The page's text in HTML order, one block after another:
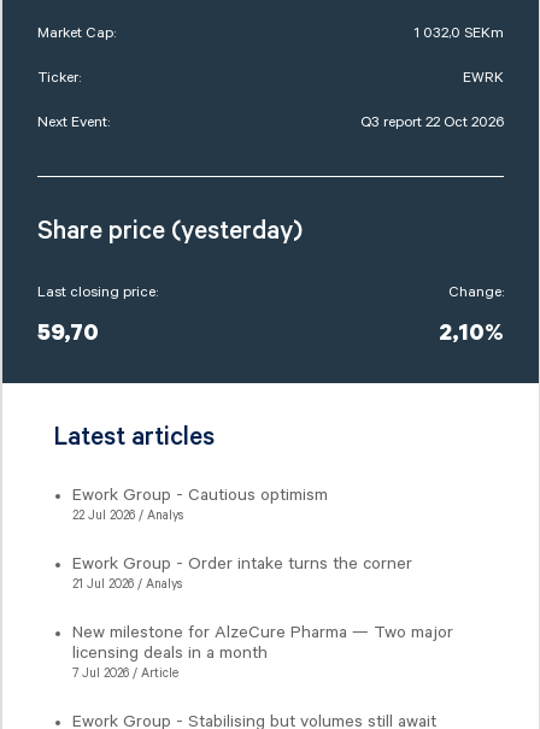
Market Cap: 1 032,0 SEKm
Ticker: EWRK
Next Event: Q3 report 22 Oct 2026
Share price (yesterday)
Last closing price:
59,70
Change:
2,10%
Latest articles
Ework Group - Cautious optimism
22 Jul 2026 / Analys
Ework Group - Order intake turns the corner
21 Jul 2026 / Analys
New milestone for AlzeCure Pharma — Two major
licensing deals in a month
7 Jul 2026 / Article
Ework Group - Stabilising but volumes still await